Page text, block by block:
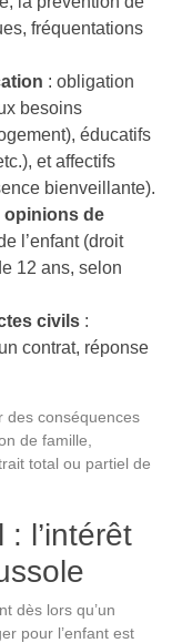
fréquentations
: obligation
besoins
éducatifs
et affectifs
bienveillante).
opinions de
l’enfant (droit
12 ans, selon
civils :
contrat, réponse
des conséquences
de famille,
total ou partiel de
l’intérêt
dès lors qu’un
pour l’enfant est